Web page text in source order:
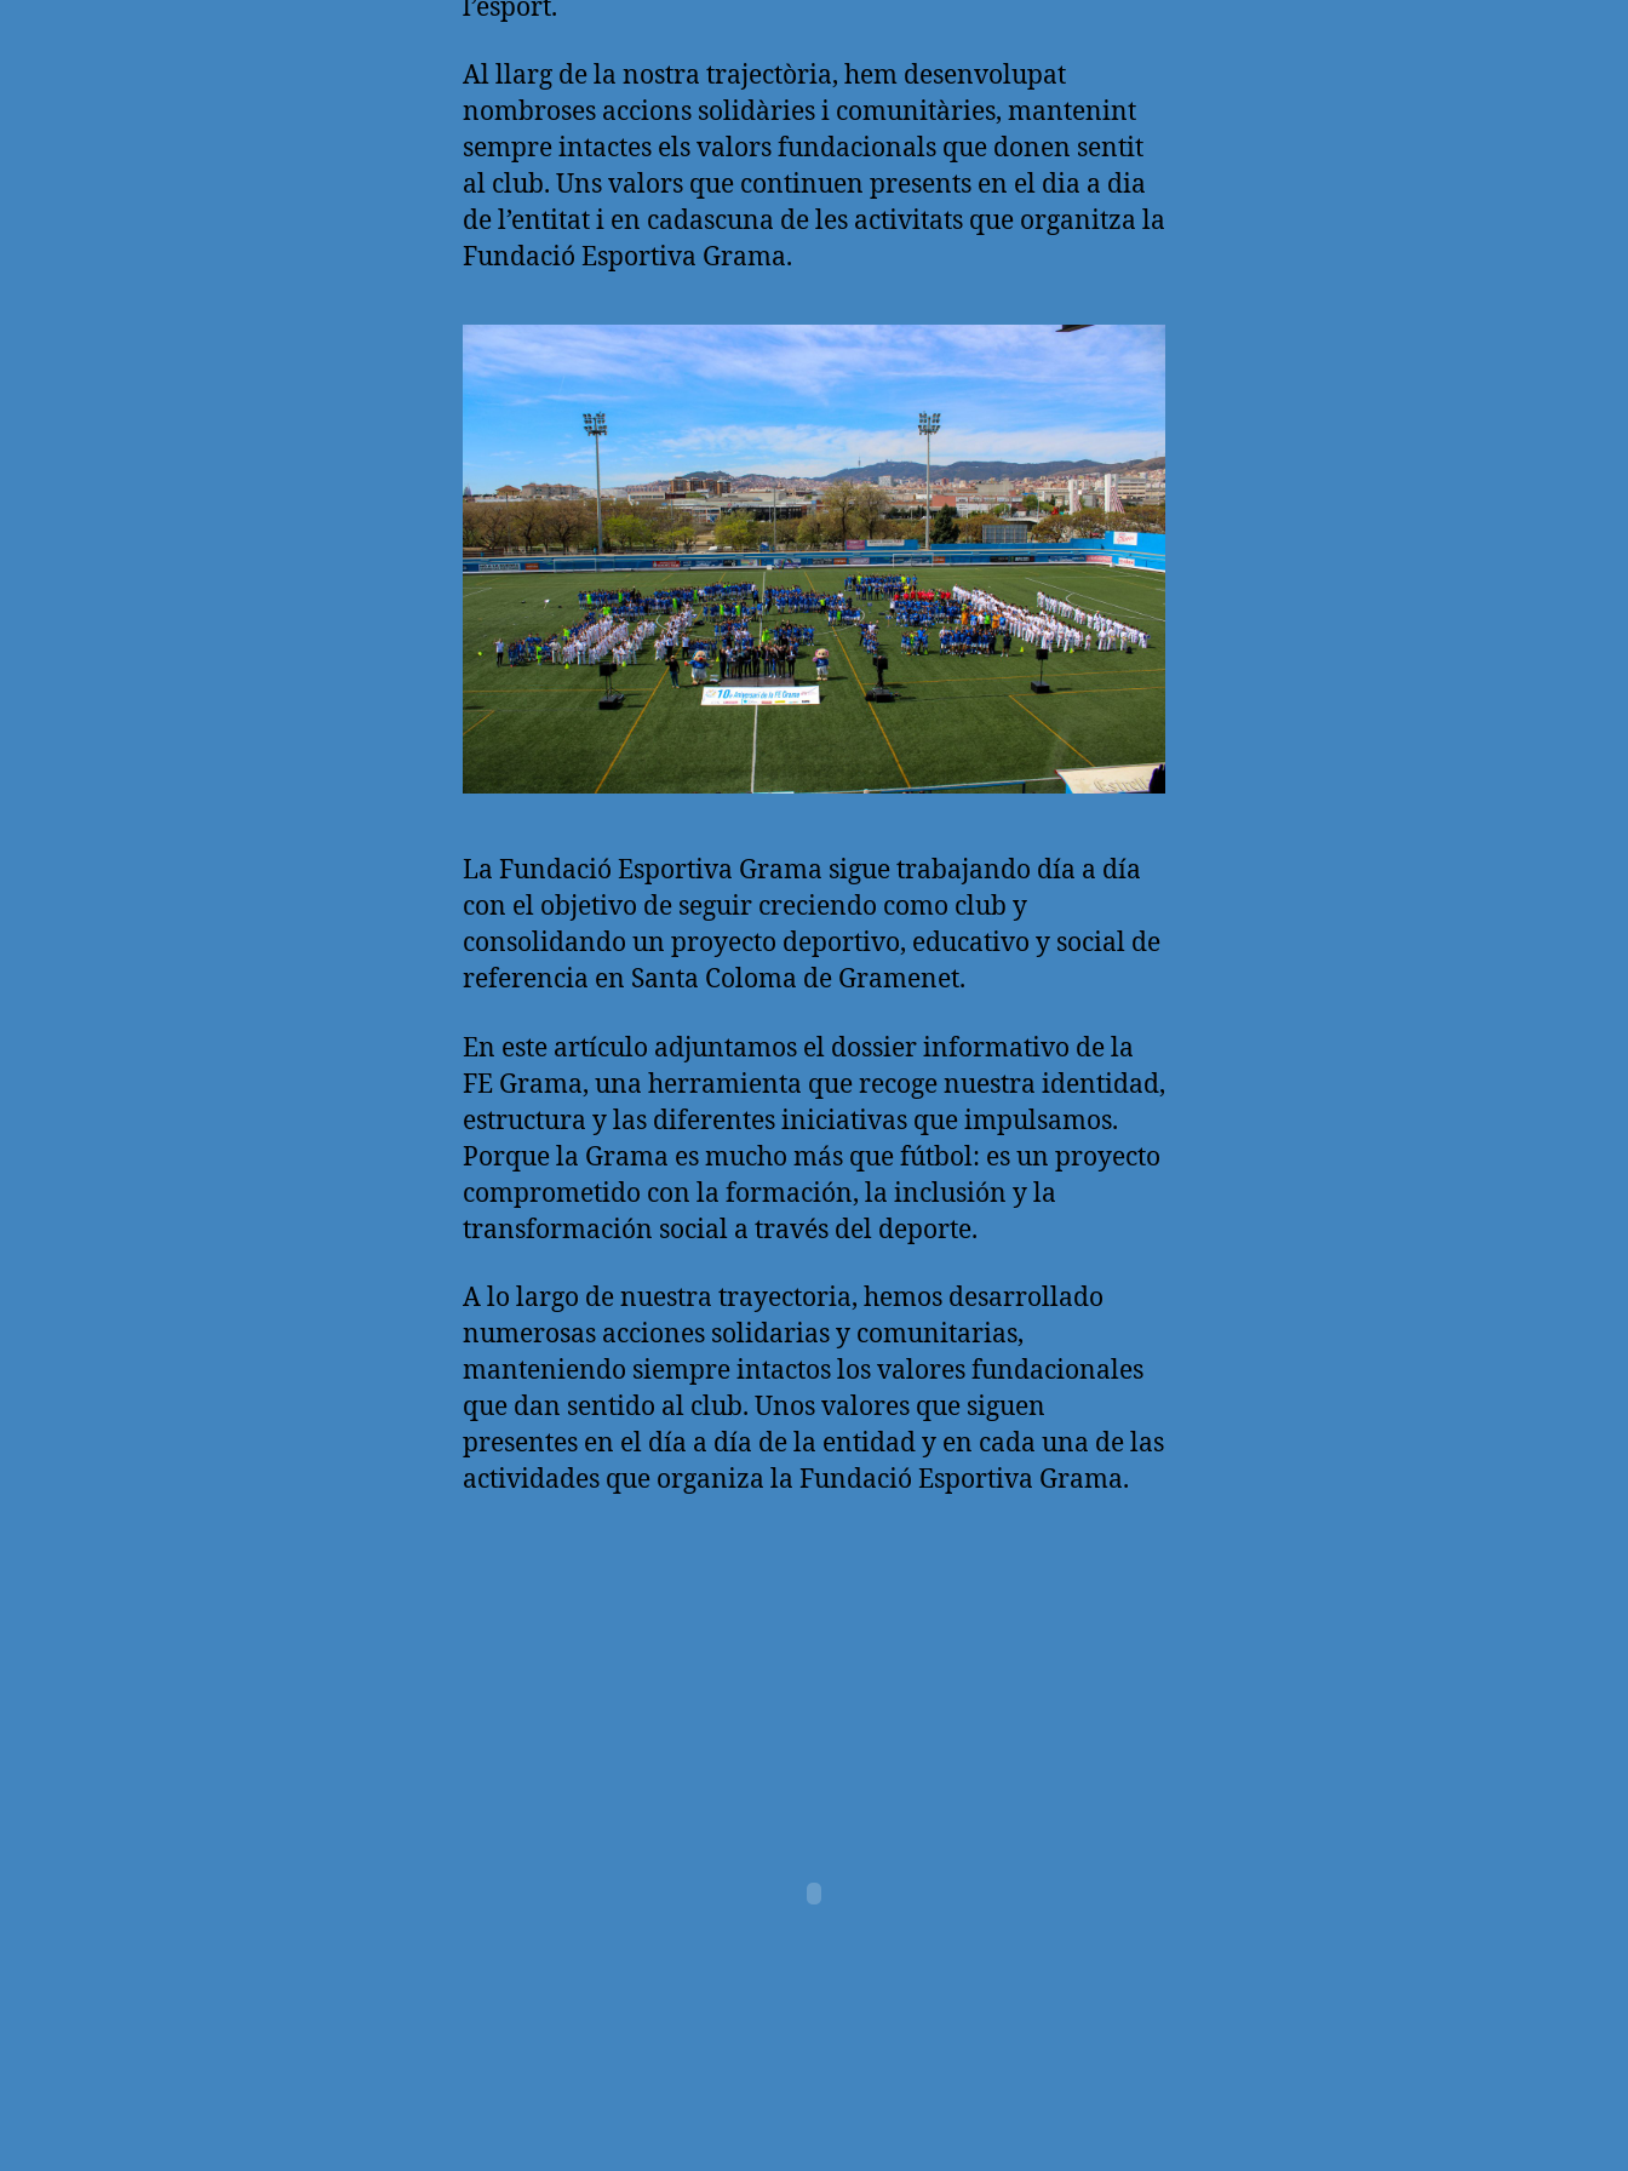
l’esport.
Al llarg de la nostra trajectòria, hem desenvolupat
nombroses accions solidàries i comunitàries, mantenint
sempre intactes els valors fundacionals que donen sentit
al club. Uns valors que continuen presents en el dia a dia
de l’entitat i en cadascuna de les activitats que organitza la
Fundació Esportiva Grama.
La Fundació Esportiva Grama sigue trabajando día a día
con el objetivo de seguir creciendo como club y
consolidando un proyecto deportivo, educativo y social de
referencia en Santa Coloma de Gramenet.
En este artículo adjuntamos el dossier informativo de la
FE Grama, una herramienta que recoge nuestra identidad,
estructura y las diferentes iniciativas que impulsamos.
Porque la Grama es mucho más que fútbol: es un proyecto
comprometido con la formación, la inclusión y la
transformación social a través del deporte.
A lo largo de nuestra trayectoria, hemos desarrollado
numerosas acciones solidarias y comunitarias,
manteniendo siempre intactos los valores fundacionales
que dan sentido al club. Unos valores que siguen
presentes en el día a día de la entidad y en cada una de las
actividades que organiza la Fundació Esportiva Grama.